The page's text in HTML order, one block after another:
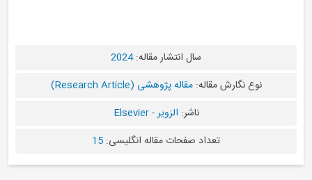
سال انتشار مقاله:2024
نوع نگارش مقاله:مقاله پژوهشی (Research Article)
الزویر - Elsevier
تعداد صفحات مقاله انگلیسی: 15